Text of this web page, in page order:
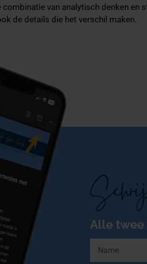
combinatie van analytisch denken
de details die het verschil maken.
Alle twee